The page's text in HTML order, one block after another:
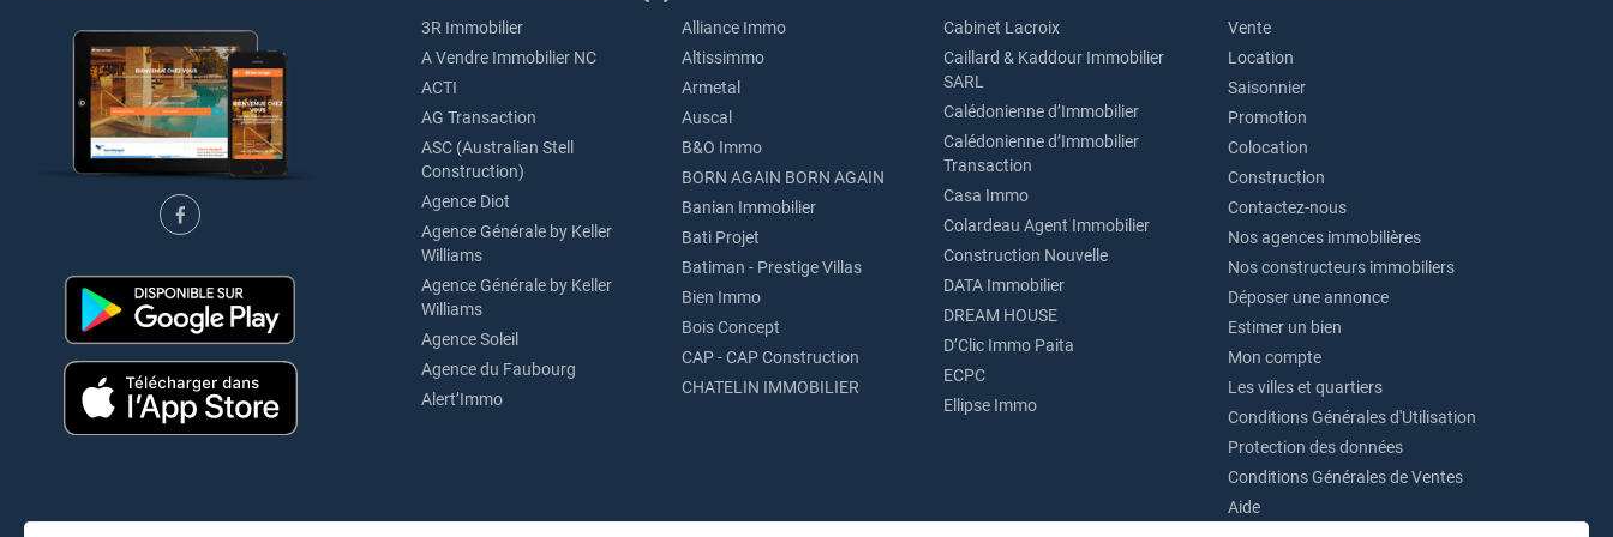
3R Immobilier
A Vendre Immobilier NC
ACTI
AG Transaction
ASC (Australian Stell
Construction)
Agence Diot
Agence Générale by Keller
Williams
Agence Générale by Keller
Williams
Agence Soleil
Agence du Faubourg
Alert’Immo
Alliance Immo
Altissimmo
Armetal
Auscal
B&O Immo
BORN AGAIN BORN AGAIN
Banian Immobilier
Bati Projet
Batiman - Prestige Villas
Bien Immo
Bois Concept
CAP - CAP Construction
CHATELIN IMMOBILIER
Cabinet Lacroix
Caillard & Kaddour Immobilier
SARL
Calédonienne d’Immobilier
Calédonienne d’Immobilier
Transaction
Casa Immo
Colardeau Agent Immobilier
Construction Nouvelle
DATA Immobilier
DREAM HOUSE
D’Clic Immo Paita
ECPC
Ellipse Immo
Vente
Location
Saisonnier
Promotion
Colocation
Construction
Contactez-nous
Nos agences immobilières
Nos constructeurs immobiliers
Déposer une annonce
Estimer un bien
Mon compte
Les villes et quartiers
Conditions Générales d'Utilisation
Protection des données
Conditions Générales de Ventes
Aide